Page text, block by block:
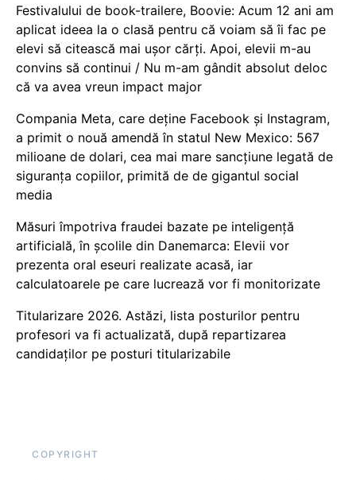
Festivalului de book-trailere, Boovie: Acum 12 ani am
aplicat ideea la o clasă pentru că voiam să îi fac pe
elevi să citească mai ușor cărți. Apoi, elevii m-au
convins să continui / Nu m-am gândit absolut deloc
că va avea vreun impact major
Compania Meta, care deține Facebook și Instagram,
a primit o nouă amendă în statul New Mexico: 567
milioane de dolari, cea mai mare sancțiune legată de
siguranța copiilor, primită de de gigantul social
media
Măsuri împotriva fraudei bazate pe inteligență
artificială, în școlile din Danemarca: Elevii vor
prezenta oral eseuri realizate acasă, iar
calculatoarele pe care lucrează vor fi monitorizate
Titularizare 2026. Astăzi, lista posturilor pentru
profesori va fi actualizată, după repartizarea
candidaților pe posturi titularizabile
COPYRIGHT